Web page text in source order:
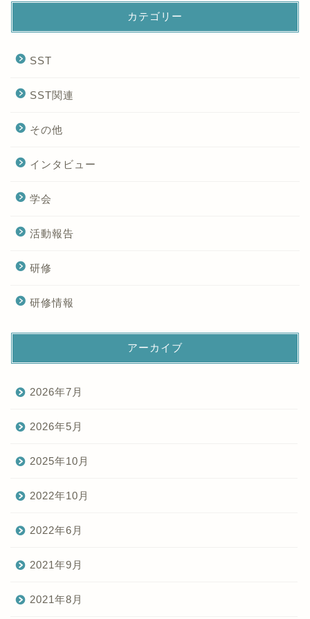
カテゴリー
SST
SST関連
その他
インタビュー
学会
活動報告
研修
研修情報
アーカイブ
2026年7月
2026年5月
2025年10月
2022年10月
2022年6月
2021年9月
2021年8月